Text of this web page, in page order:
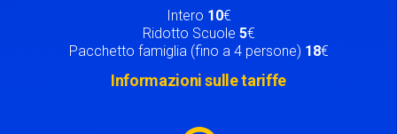
Intero 10€
Ridotto Scuole 5€
Pacchetto famiglia (fino a 4 persone) 18€
Informazioni sulle tariffe